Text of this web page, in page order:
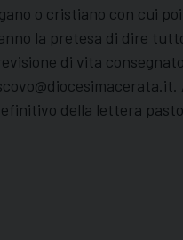
o cristiano con cui
la pretesa di dire
di vita
della lettera